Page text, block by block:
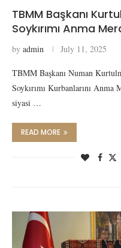
TBMM Başkanı
Soykırımı Anma
by admin July 11, 2025
TBMM Başkanı Numan
Soykırımı Kurbanlarını Anma
siyasi …
READ MORE